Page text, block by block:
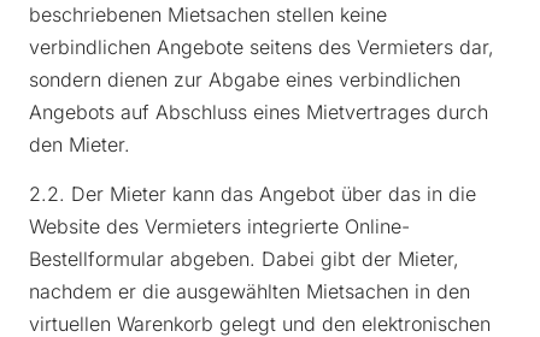
beschriebenen Mietsachen stellen keine
verbindlichen Angebote seitens des Vermieters dar,
sondern dienen zur Abgabe eines verbindlichen
Angebots auf Abschluss eines Mietvertrages durch
den Mieter.
2.2. Der Mieter kann das Angebot über das in die
Website des Vermieters integrierte Online-
Bestellformular abgeben. Dabei gibt der Mieter,
nachdem er die ausgewählten Mietsachen in den
virtuellen Warenkorb gelegt und den elektronischen